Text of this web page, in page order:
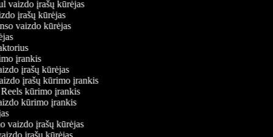
vaizdo įrašų kūrėjas
įrašų kūrėjas
vaizdo kūrėjas
įrankis
įrašų kūrėjas
įrašų kūrimo įrankis
Reels kūrimo įrankis
kūrimo įrankis
vaizdo įrašų kūrėjas